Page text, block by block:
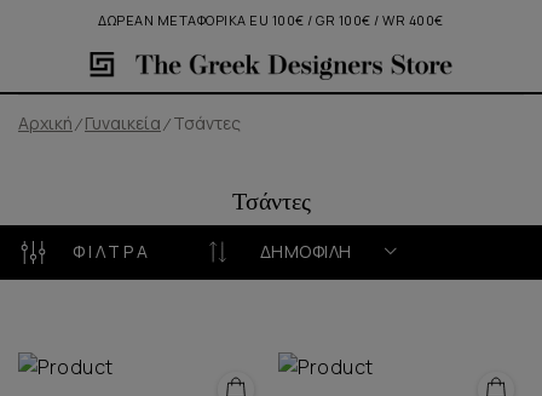
ΔΩΡΕΑΝ ΜΕΤΑΦΟΡΙΚΑ EU 100€ / GR 100€ / WR 400€
Αρχική Γυναικεία Τσάντες
Τσάντες
ΦΊΛΤΡΑ ΔΗΜΟΦΙΛΉ